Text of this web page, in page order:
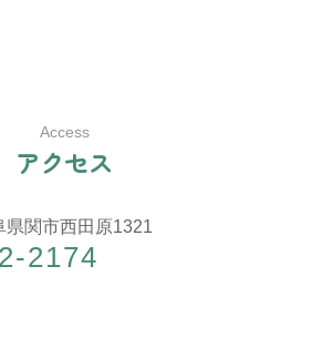
Access
アクセス
関市西田原1321
2174